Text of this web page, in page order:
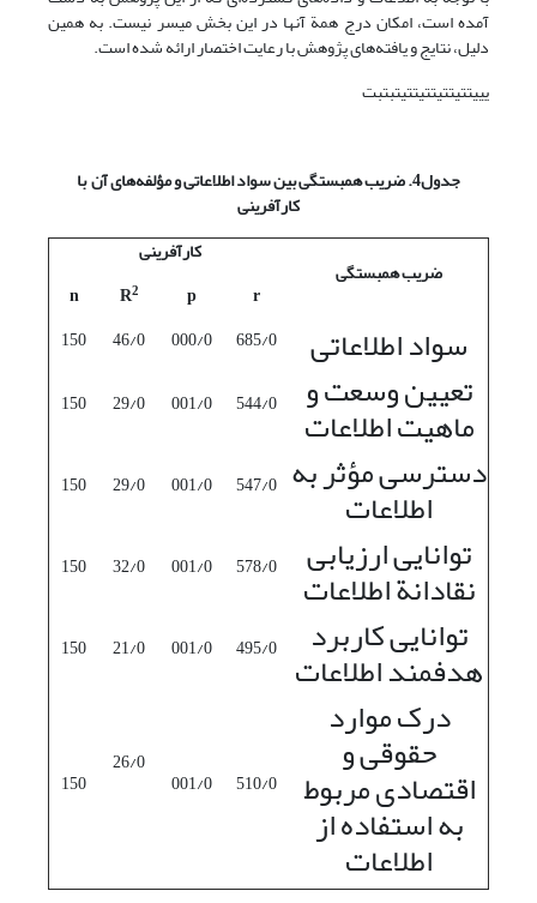
آمده است، امکان درج همة آنها در این بخش میسر نیست. به همین
دلیل، نتایج و یافته‌های پژوهش با رعایت اختصار ارائه شده است.
یییتتیتتیتتیتتیتبتبت
جدول4. ضریب همبستگی بین سواد اطلاعاتی و مؤلفه‌های آن با
کارآفرینی
ضریب همبستگی
کارآفرینی
r
p
R2
n
سواد اطلاعاتی 685/0
000/0
46/0
150
تعیین وسعت و
ماهیت اطلاعات 544/0
001/0
29/0
150
دسترسی مؤثر به
اطلاعات 547/0
001/0
29/0
150
توانایی ارزیابی
نقادانة اطلاعات 578/0
001/0
32/0
150
توانایی کاربرد
هدفمند اطلاعات 495/0
001/0
21/0
150
درک موارد
حقوقی و
اقتصادی مربوط
به استفاده از
اطلاعات
510/0
001/0
26/0
150